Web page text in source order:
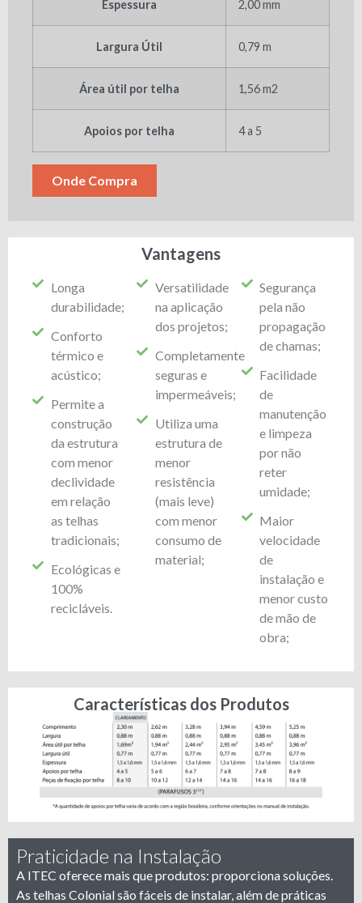
Espessura 2,00 mm
Largura Útil 0,79 m
Área útil por telha 1,56 m2
Apoios por telha 4 a 5
Onde Compra
Vantagens
Longa
durabilidade;
Conforto
térmico e
acústico;
Permite a
construção
da estrutura
com menor
declividade
em relação
as telhas
tradicionais;
Ecológicas e
100%
recicláveis.
Versatilidade
na aplicação
dos projetos;
Completamente
seguras e
impermeáveis;
Utiliza uma
estrutura de
menor
resistência
(mais leve)
com menor
consumo de
material;
Segurança
pela não
propagação
de chamas;
Facilidade
de
manutenção
e limpeza
por não
reter
umidade;
Maior
velocidade
de
instalação e
menor custo
de mão de
obra;
Características dos Produtos
Praticidade na Instalação
A ITEC oferece mais que produtos: proporciona soluções.
As telhas Colonial são fáceis de instalar, além de práticas